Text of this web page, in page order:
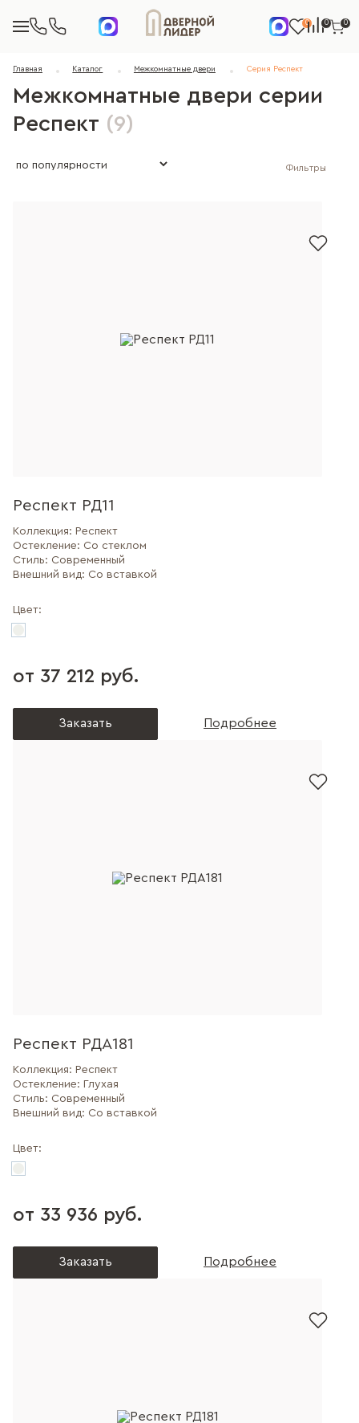
0 0 0
Главная Каталог Межкомнатные двери Серия Респект
Межкомнатные двери серии
Респект (9)
Фильтры
Респект РД11
Коллекция: Респект
Остекление: Со стеклом
Стиль: Современный
Внешний вид: Со вставкой
Цвет:
от 37 212 руб.
Заказать Подробнее
Респект РДА181
Коллекция: Респект
Остекление: Глухая
Стиль: Современный
Внешний вид: Со вставкой
Цвет:
от 33 936 руб.
Заказать Подробнее